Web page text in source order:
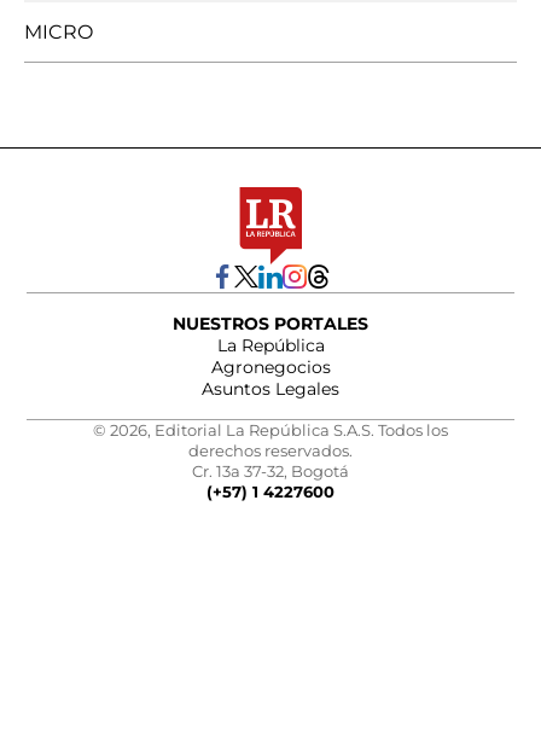
MICRO
NUESTROS PORTALES
La República
Agronegocios
Asuntos Legales
© 2026, Editorial La República S.A.S. Todos los
derechos reservados.
Cr. 13a 37-32, Bogotá
(+57) 1 4227600